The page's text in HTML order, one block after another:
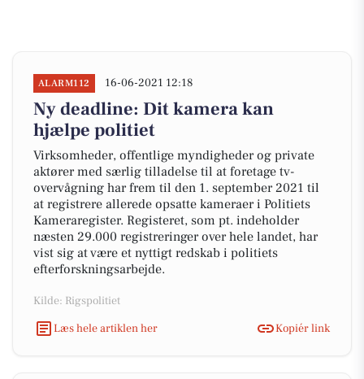
ALARM112 16-06-2021 12:18
Ny deadline: Dit kamera kan
hjælpe politiet
Virksomheder, offentlige myndigheder og private
aktører med særlig tilladelse til at foretage tv-
overvågning har frem til den 1. september 2021 til
at registrere allerede opsatte kameraer i Politiets
Kameraregister. Registeret, som pt. indeholder
næsten 29.000 registreringer over hele landet, har
vist sig at være et nyttigt redskab i politiets
efterforskningsarbejde.
Kilde: Rigspolitiet
Læs hele artiklen her
Kopiér link